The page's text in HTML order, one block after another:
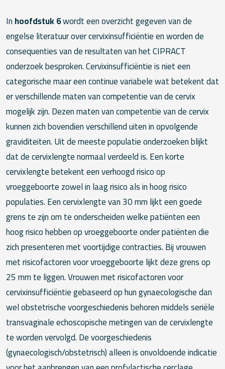
Inhoofdstuk 6wordt een overzicht gegeven van de
engelse literatuur over cervixinsufficiëntie en worden de
consequenties van de resultaten van het CIPRACT
onderzoek besproken. Cervixinsufficiëntie is niet een
categorische maar een continue variabele wat betekent dat
er verschillende maten van competentie van de cervix
mogelijk zijn. Dezen maten van competentie van de cervix
kunnen zich bovendien verschillend uiten in opvolgende
graviditeiten. Uit de meeste populatie onderzoeken blijkt
dat de cervixlengte normaal verdeeld is. Een korte
cervixlengte betekent een verhoogd risico op
vroeggeboorte zowel in laag risico als in hoog risico
populaties. Een cervixlengte van 30 mm lijkt een goede
grens te zijn om te onderscheiden welke patiënten een
hoog risico hebben op vroeggeboorte onder patiënten die
zich presenteren met voortijdige contracties. Bij vrouwen
met risicofactoren voor vroeggeboorte lijkt deze grens op
25 mm te liggen. Vrouwen met risicofactoren voor
cervixinsufficiëntie gebaseerd op hun gynaecologische dan
wel obstetrische voorgeschiedenis behoren middels seriële
transvaginale echoscopische metingen van de cervixlengte
te worden vervolgd. De voorgeschiedenis
(gynaecologisch/obstetrisch) alleen is onvoldoende indicatie